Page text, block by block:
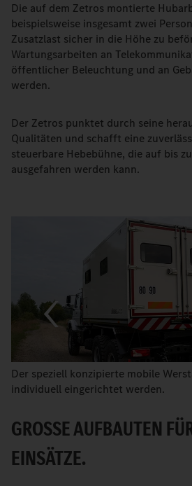
Die auf dem Zetros montierte
beispielsweise insgesamt zwei
Zusatzlast sicher in die Höhe zu
Wartungsarbeiten an
öffentlicher Beleuchtung und an
werden.
Der Zetros punktet durch seine
Qualitäten und schafft eine
steuerbare Hebebühne, die auf bis
ausgefahren werden kann.
Der speziell konzipierte mobile
individuell eingerichtet werden.
GROSSE AUFBAUTEN FÜR
NSÄTZE.